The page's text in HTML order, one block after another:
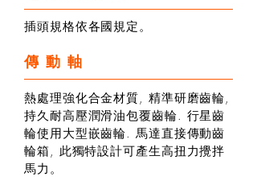
插頭規格依各國規定。
傳動軸
熱處理強化合金材質, 精準研磨齒輪,
持久耐高壓潤滑油包覆齒輪. 行星齒
輪使用大型嵌齒輪. 馬達直接傳動齒
輪箱, 此獨特設計可產生高扭力攪拌
馬力。